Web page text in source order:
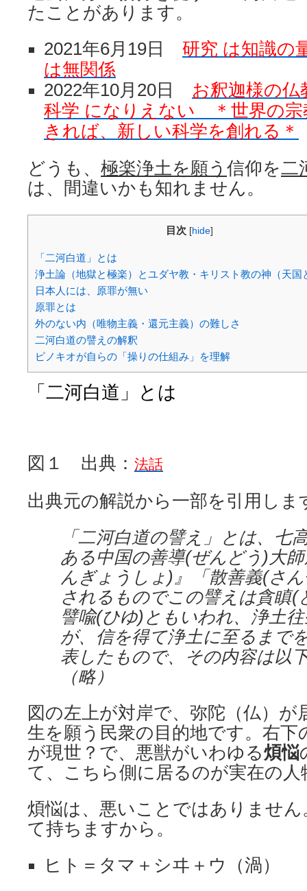
たことがあります。
2021年6月19日 研究 は知識の
は無関係
2022年10月20日 お釈迦様の仏
科学 になりえない ＊世界の宗
きれば、新しい科学を創れる＊
どうも、 極楽浄土を願う 信仰を二
は、間違いかも知れません。
目次 [hide]
「二河白道」とは
浄土論（地獄と極楽）とユダヤ教・キリスト教の神（天国
日本人には、原罪が無い
原罪とは
外のない内（唯物主義・還元主義）の難しさ
二河白道の譬えの解釈
ピノキオが自らの「操りの仕組み」を理解
「二河白道」とは
図１ 出典： 法話
出典元の解説から一部を引用しま
「二河白道の譬え」とは、七
ある中国の善導(ぜんどう)大
んぎょうしょ)』「散善義(さ
されるものでこの譬えは貪瞋(
譬喩(ひゆ)ともいわれ、浄土
が、信を得て浄土に至るまで
表したもので、その内容は以
（略）
図の左上が対岸で、弥陀（仏）が
生を願う民衆の目的地です。右下
が現世？で、悪獣がいわゆる煩悩
て、こちら側に居るのが実在の人
煩悩は、悪いことではありませ
て持ちますから。
ヒト＝タマ＋シヰ＋ウ（渦）